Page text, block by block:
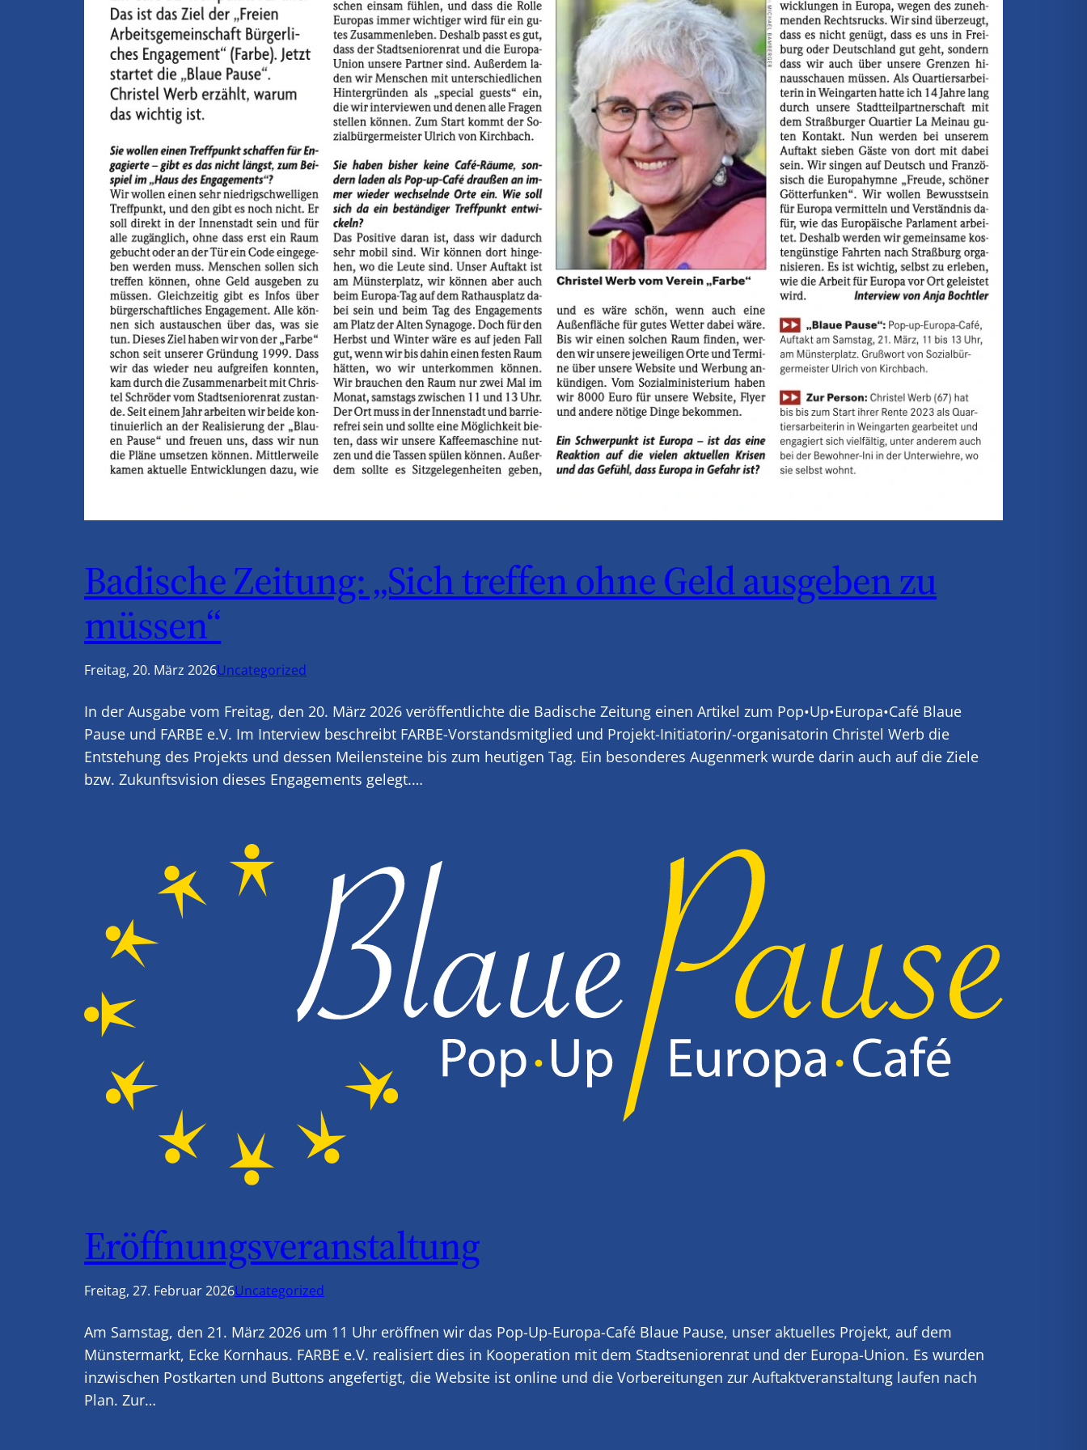
Badische Zeitung: „Sich treffen ohne Geld ausgeben zu
müssen“
Freitag, 20. März 2026Uncategorized
In der Ausgabe vom Freitag, den 20. März 2026 veröffentlichte die Badische Zeitung einen Artikel zum Pop•Up•Europa•Café Blaue
Pause und FARBE e.V. Im Interview beschreibt FARBE-Vorstandsmitglied und Projekt-Initiatorin/-organisatorin Christel Werb die
Entstehung des Projekts und dessen Meilensteine bis zum heutigen Tag. Ein besonderes Augenmerk wurde darin auch auf die Ziele
bzw. Zukunftsvision dieses Engagements gelegt.…
Eröffnungsveranstaltung
Freitag, 27. Februar 2026Uncategorized
Am Samstag, den 21. März 2026 um 11 Uhr eröffnen wir das Pop-Up-Europa-Café Blaue Pause, unser aktuelles Projekt, auf dem
Münstermarkt, Ecke Kornhaus. FARBE e.V. realisiert dies in Kooperation mit dem Stadtseniorenrat und der Europa-Union. Es wurden
inzwischen Postkarten und Buttons angefertigt, die Website ist online und die Vorbereitungen zur Auftaktveranstaltung laufen nach
Plan. Zur…